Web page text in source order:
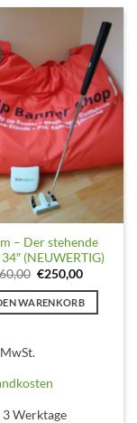
– Der stehende
(NEUWERTIG)
Ursprünglicher
war:
€360,00
€250,00Aktueller
ist:
€250,00.
WARENKORB
3 Werktage